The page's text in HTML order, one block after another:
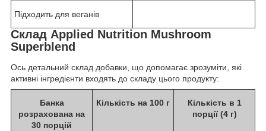
Підходить для веганів
Склад Applied Nutrition Mushroom
Superblend
Ось детальний склад добавки, що допомагає зрозуміти, які
активні інгредієнти входять до складу цього продукту:
Банка
розрахована на
30 порцій
Кількість на 100 г
Кількість в 1
порції (4 г)